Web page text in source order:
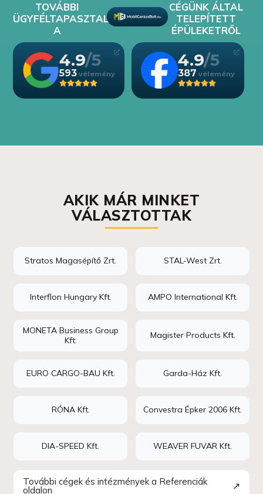
TOVÁBBI
ÜGYFÉLTAPASZTALATOK
A
CÉGÜNK ÁLTAL
TELEPÍTETT
ÉPÜLEKETRŐL
4.9
593
4.9
387
AKIK MÁR MINKET
VÁLASZTOTTAK
Stratos Magasépítő Zrt. STAL-West Zrt.
Interflon Hungary Kft. AMPO International Kft.
MONETA Business Group
Kft.
Magister Products Kft.
EURO CARGO-BAU Kft. Garda-Ház Kft.
RÓNA Kft. Convestra Épker 2006 Kft.
DIA-SPEED Kft. WEAVER FUVAR Kft.
További cégek és intézmények a Referenciák
oldalon ↗